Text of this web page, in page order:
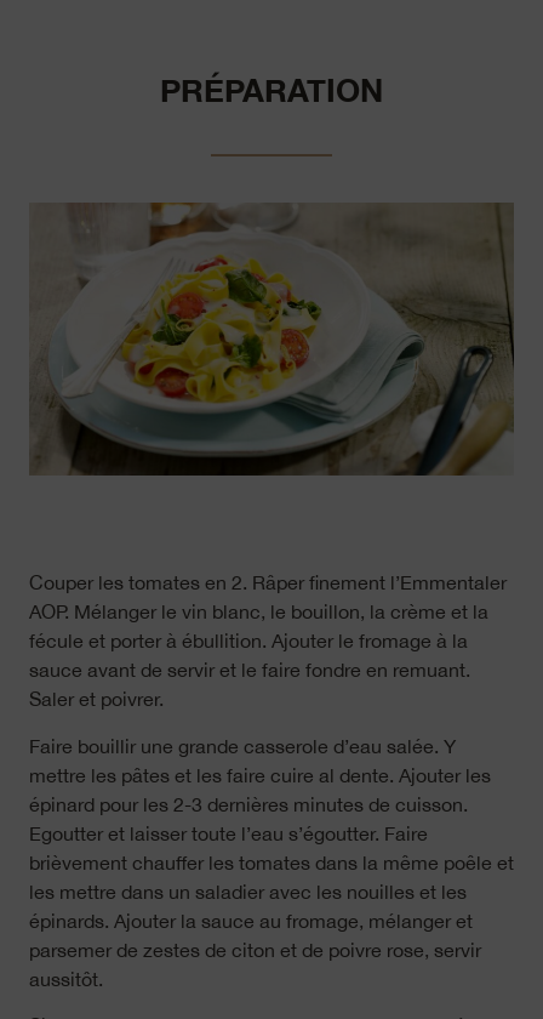
PRÉPARATION
Couper les tomates en 2. Râper finement l’Emmentaler
AOP. Mélanger le vin blanc, le bouillon, la crème et la
fécule et porter à ébullition. Ajouter le fromage à la
sauce avant de servir et le faire fondre en remuant.
Saler et poivrer.
Faire bouillir une grande casserole d’eau salée. Y
mettre les pâtes et les faire cuire al dente. Ajouter les
épinard pour les 2-3 dernières minutes de cuisson.
Egoutter et laisser toute l’eau s’égoutter. Faire
brièvement chauffer les tomates dans la même poêle et
les mettre dans un saladier avec les nouilles et les
épinards. Ajouter la sauce au fromage, mélanger et
parsemer de zestes de citon et de poivre rose, servir
aussitôt.